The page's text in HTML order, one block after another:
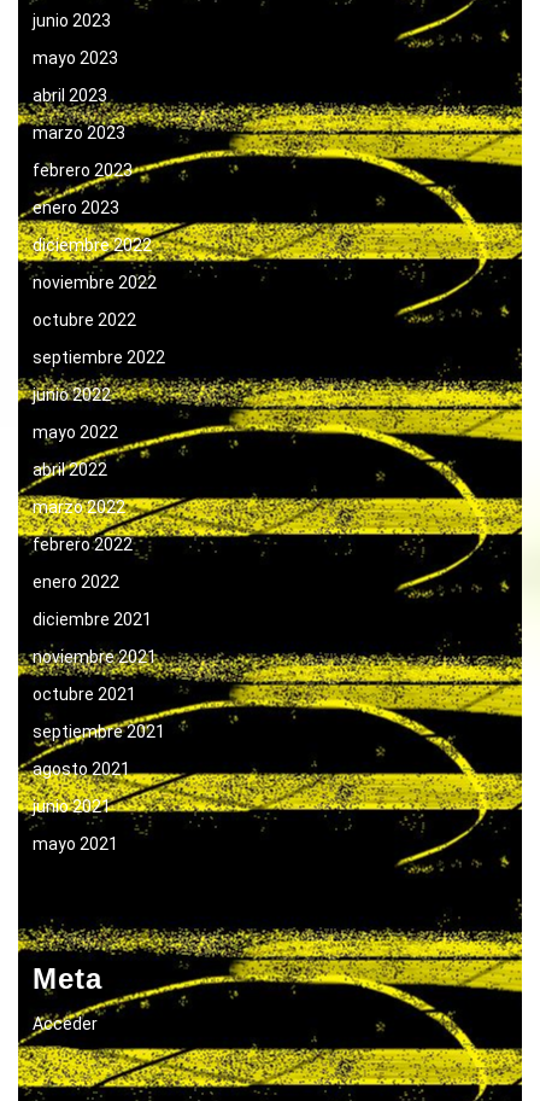
junio 2023
mayo 2023
abril 2023
marzo 2023
febrero 2023
enero 2023
diciembre 2022
noviembre 2022
octubre 2022
septiembre 2022
junio 2022
mayo 2022
abril 2022
marzo 2022
febrero 2022
enero 2022
diciembre 2021
noviembre 2021
octubre 2021
septiembre 2021
agosto 2021
junio 2021
mayo 2021
Meta
Acceder